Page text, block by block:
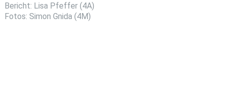
Bericht: Lisa Pfeffer (4A)
Fotos: Simon Gnida (4M)